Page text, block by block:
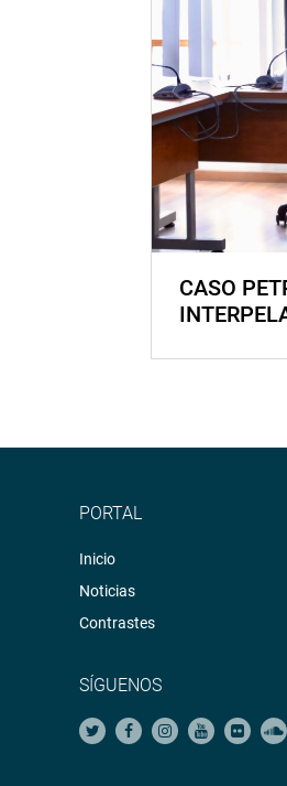
CASO
PORTAL
Inicio
Noticias
Contrastes
SÍGUENOS